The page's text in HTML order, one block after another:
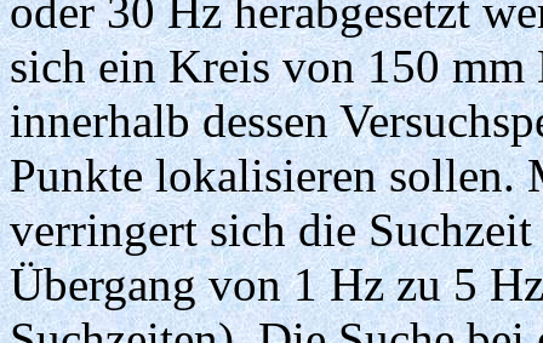
oder 30 Hz herabgesetzt
sich ein Kreis von 150 mm
innerhalb dessen
Punkte lokalisieren sollen.
verringert sich die
Übergang von 1 Hz zu 5